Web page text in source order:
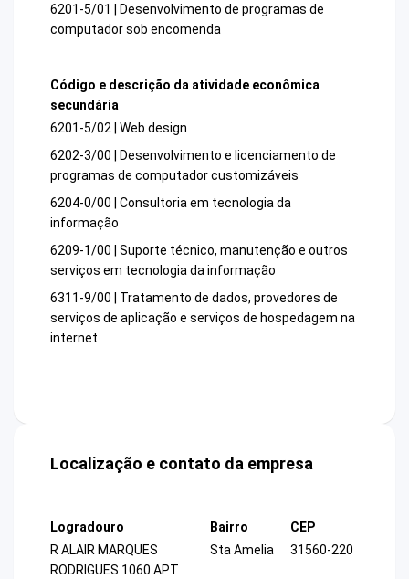
6201-5/01 | Desenvolvimento de programas de
computador sob encomenda
Código e descrição da atividade econômica
secundária
6201-5/02 | Web design
6202-3/00 | Desenvolvimento e licenciamento de
programas de computador customizáveis
6204-0/00 | Consultoria em tecnologia da
informação
6209-1/00 | Suporte técnico, manutenção e outros
serviços em tecnologia da informação
6311-9/00 | Tratamento de dados, provedores de
serviços de aplicação e serviços de hospedagem na
internet
Localização e contato da empresa
Logradouro
R ALAIR MARQUES
RODRIGUES 1060 APT
Bairro
Sta Amelia
CEP
31560-220